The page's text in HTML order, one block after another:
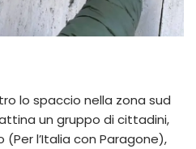
lo spaccio nella zona sud
un gruppo di cittadini,
l’Italia con Paragone),